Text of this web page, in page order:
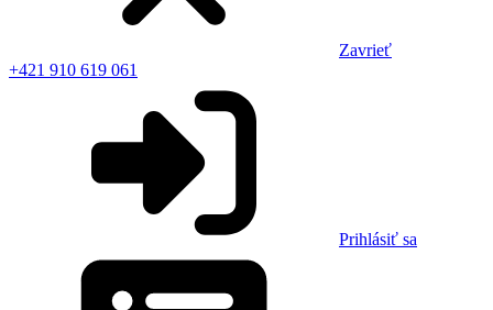
Zavrieť
+421 910 619 061
Prihlásiť sa